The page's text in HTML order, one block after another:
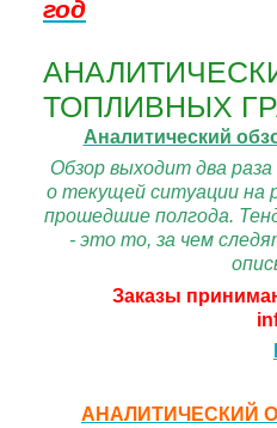
год
ТОПЛИВНЫХ
Аналитический
Обзор выходит два
о текущей ситуации на
прошедшие полгода.
- это то, за чем
Заказы
АНАЛИТИЧЕСКИЙ